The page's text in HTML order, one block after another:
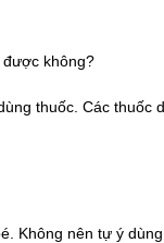
được không?
thuốc. Các thuốc
Không nên tự ý